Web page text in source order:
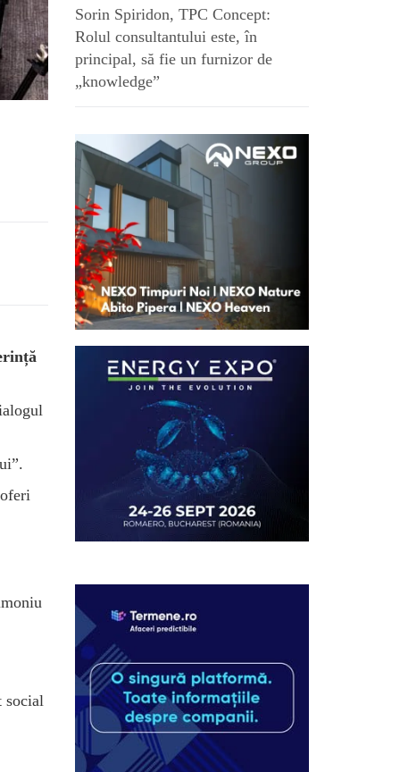
social
Sorin Spiridon, TPC Concept:
Rolul consultantului este, în
principal, să fie un furnizor de
„knowledge”